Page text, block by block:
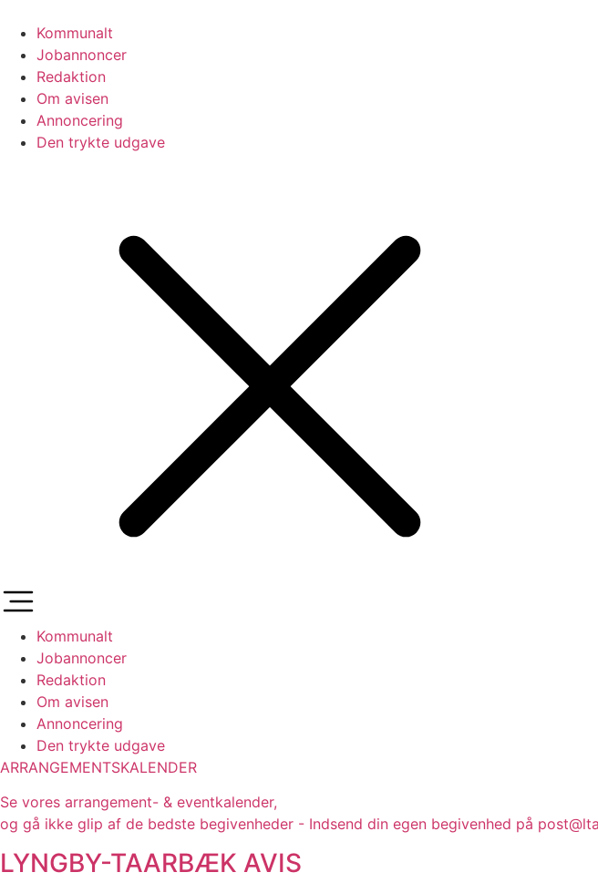
indhold
Kommunalt
Jobannoncer
Redaktion
Om avisen
Annoncering
Den trykte udgave
Kommunalt
Jobannoncer
Redaktion
Om avisen
Annoncering
Den trykte udgave
ARRANGEMENTSKALENDER
Se vores arrangement- & eventkalender,
og gå ikke glip af de bedste begivenheder - Indsend din egen begivenhed på
LYNGBY-TAARBÆK AVIS